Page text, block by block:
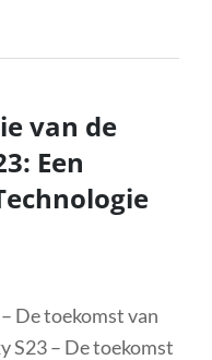
van de
Een
De toekomst van
S23 – De toekomst